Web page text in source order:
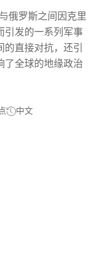
俄罗斯之间因克里
引发的一系列军事
直接对抗，还引
了全球的地缘政治
中文